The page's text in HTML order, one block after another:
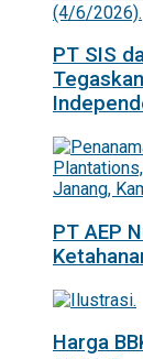
PT SIS
PT AEP
Harga